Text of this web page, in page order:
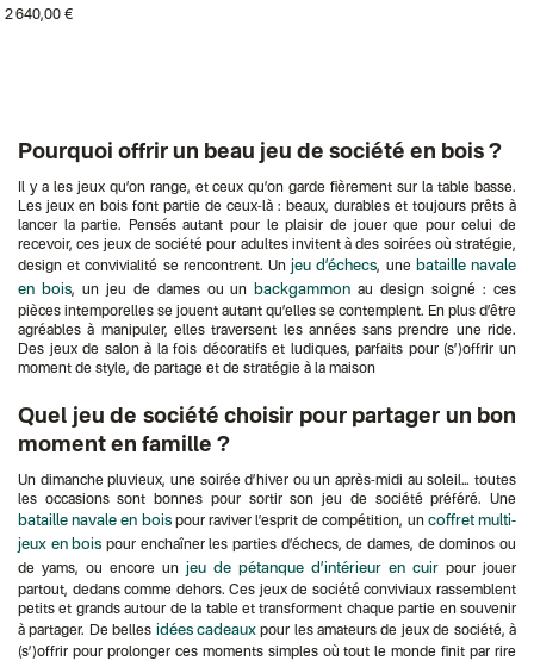
2 640,00 €
Pourquoi offrir un beau jeu de société en bois ?
Il y a les jeux qu’on range, et ceux qu’on garde fièrement sur la table basse.
Les jeux en bois font partie de ceux-là : beaux, durables et toujours prêts à
lancer la partie. Pensés autant pour le plaisir de jouer que pour celui de
recevoir, ces jeux de société pour adultes invitent à des soirées où stratégie,
design et convivialité se rencontrent. Unjeu d’échecs, une bataille navale
en bois, un jeu de dames ou un backgammon au design soigné : ces
pièces intemporelles se jouent autant qu’elles se contemplent. En plus d’être
agréables à manipuler, elles traversent les années sans prendre une ride.
Des jeux de salon à la fois décoratifs et ludiques, parfaits pour (s’)offrir un
moment de style, de partage et de stratégie à la maison
Quel jeu de société choisir pour partager un bon
moment en famille ?
Un dimanche pluvieux, une soirée d’hiver ou un après-midi au soleil… toutes
les occasions sont bonnes pour sortir son jeu de société préféré. Une
bataille navale en boispour raviver l’esprit de compétition, un coffret multi-
jeux en bois pour enchaîner les parties d’échecs, de dames, de dominos ou
de yams, ou encore un jeu de pétanque d’intérieur en cuir pour jouer
partout, dedans comme dehors. Ces jeux de société conviviaux rassemblent
petits et grands autour de la table et transforment chaque partie en souvenir
à partager. De belles idées cadeauxpour les amateurs de jeux de société, à
(s’)offrir pour prolonger ces moments simples où tout le monde finit par rire